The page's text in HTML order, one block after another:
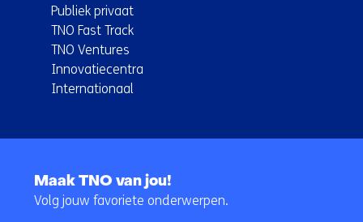
Publiek privaat
TNO Fast Track
TNO Ventures
Innovatiecentra
Internationaal
navigatie
Maak TNO van jou!
Volg jouw favoriete onderwerpen.